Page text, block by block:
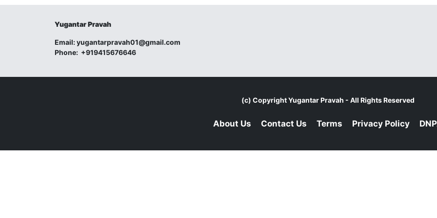
Yugantar Pravah
Email:yugantarpravah01@gmail.com
Phone: +919415676646
(c) CopyrightYugantar Pravah - All Rights Reserved
About Us Contact Us Terms Privacy Policy